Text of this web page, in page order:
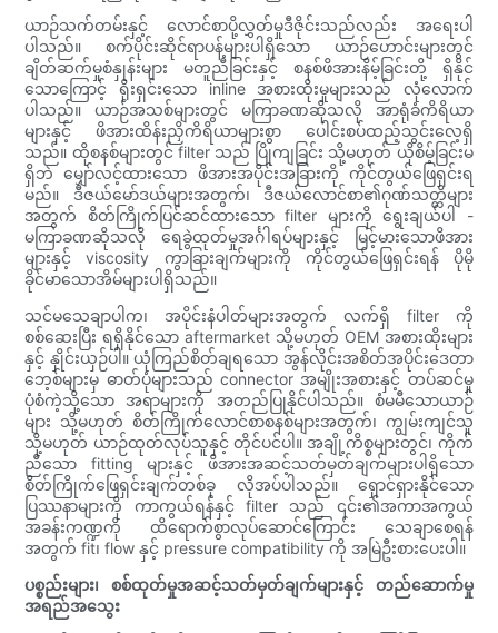
ယာဉ်သက်တမ်းနှင့် လောင်စာပို့လွှတ်မှုဒီဇိုင်းသည်လည်း အရေးပါ
ပါသည်။ စက်ပိုင်းဆိုင်ရာပန့်များပါရှိသော ယာဉ်ဟောင်းများတွင်
ချိတ်ဆက်မှုစံနှုန်းများ မတူညီခြင်းနှင့် စနစ်ဖိအားနိမ့်ခြင်းတို့ ရှိနိုင်
သောကြောင့် ရိုးရှင်းသော inline အစားထိုးမှုများသည် လုံလောက်
ပါသည်။ ယာဉ်အသစ်များတွင် မကြာခဏဆိုသလို အာရုံခံကိရိယာ
များနှင့် ဖိအားထိန်းညှိကိရိယာများစွာ ပေါင်းစပ်ထည့်သွင်းလေ့ရှိ
သည်။ ထိုစနစ်များတွင် filter သည် ပြိုကျခြင်း သို့မဟုတ် ယိုစိမ့်ခြင်းမ
ရှိဘဲ မျှော်လင့်ထားသော ဖိအားအပိုင်းအခြားကို ကိုင်တွယ်ဖြေရှင်းရ
မည်။ ဒီဇယ်မော်ဒယ်များအတွက်၊ ဒီဇယ်လောင်စာ၏ဂုဏ်သတ္တိများ
အတွက် စိတ်ကြိုက်ပြင်ဆင်ထားသော filter များကို ရွေးချယ်ပါ -
မကြာခဏဆိုသလို ရေခွဲထုတ်မှုအင်္ဂါရပ်များနှင့် မြင့်မားသောဖိအား
များနှင့် viscosity ကွာခြားချက်များကို ကိုင်တွယ်ဖြေရှင်းရန် ပိုမို
ခိုင်မာသောအိမ်များပါရှိသည်။
သင်မသေချာပါက၊ အပိုင်းနံပါတ်များအတွက် လက်ရှိ filter ကို
စစ်ဆေးပြီး ရရှိနိုင်သော aftermarket သို့မဟုတ် OEM အစားထိုးများ
နှင့် နှိုင်းယှဉ်ပါ။ ယုံကြည်စိတ်ချရသော အွန်လိုင်းအစိတ်အပိုင်းဒေတာ
ဘေ့စ်များမှ ဓာတ်ပုံများသည် connector အမျိုးအစားနှင့် တပ်ဆင်မှု
ပုံစံကဲ့သို့သော အရာများကို အတည်ပြုနိုင်ပါသည်။ စံမမီသောယာဉ်
များ သို့မဟုတ် စိတ်ကြိုက်လောင်စာစနစ်များအတွက်၊ ကျွမ်းကျင်သူ
သို့မဟုတ် ယာဉ်ထုတ်လုပ်သူနှင့် တိုင်ပင်ပါ။ အချို့ကိစ္စများတွင်၊ ကိုက်
ညီသော fitting များနှင့် ဖိအားအဆင့်သတ်မှတ်ချက်များပါရှိသော
စိတ်ကြိုက်ဖြေရှင်းချက်တစ်ခု လိုအပ်ပါသည်။ ရှောင်ရှားနိုင်သော
ပြဿနာများကို ကာကွယ်ရန်နှင့် filter သည် ၎င်း၏အကာအကွယ်
အခန်းကဏ္ဍကို ထိရောက်စွာလုပ်ဆောင်ကြောင်း သေချာစေရန်
အတွက် fit၊ flow နှင့် pressure compatibility ကို အမြဲဦးစားပေးပါ။
ပစ္စည်းများ၊ စစ်ထုတ်မှုအဆင့်သတ်မှတ်ချက်များနှင့် တည်ဆောက်မှု
အရည်အသွေး